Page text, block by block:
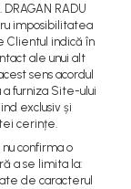
RADU
imposibilitatea
Clientul indică în
ale unui alt
sens acordul
furniza Site-ului
exclusiv și
cerințe.
confirma o
a se limita la:
de caracterul